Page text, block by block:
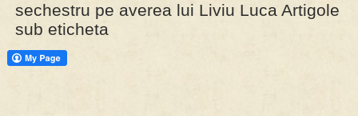
PRESA
sechestru pe averea lui Liviu Luca Artigole
sub eticheta